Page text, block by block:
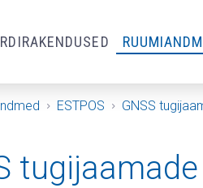
ESTPOS GNSS